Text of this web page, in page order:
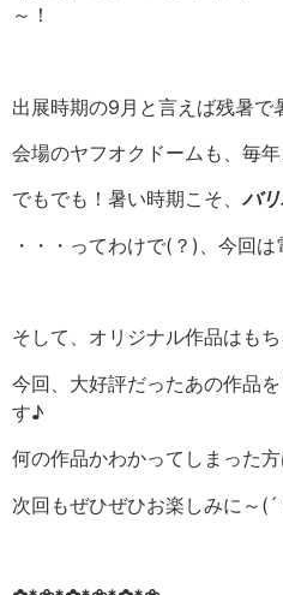
～！
出展時期の9月と言えば残暑で
会場のヤフオクドームも、毎
でもでも！暑い時期こそ、 バ
・・・ってわけで(？)、今回
そして、オリジナル作品はも
今回、大好評だったあの作品
す♪
何の作品かわかってしまった方
次回もぜひぜひお楽しみに～